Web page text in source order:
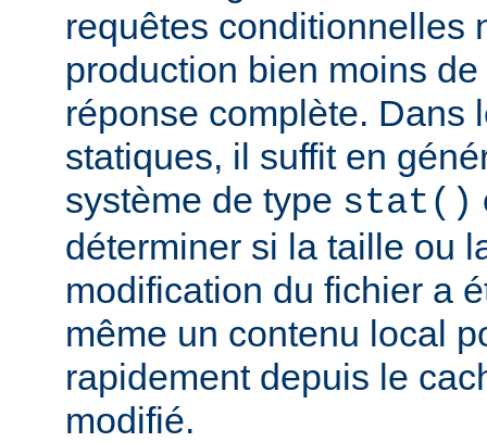
requêtes conditionnelles
production bien moins
réponse complète. Dans
statiques, il suffit en
système de type stat()
déterminer si la taille ou
modification du fichier a
même un contenu local
rapidement depuis le
modifié.